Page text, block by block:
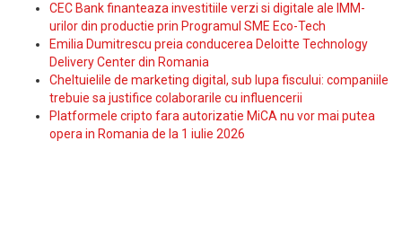
CEC Bank finanteaza investitiile verzi si digitale ale IMM-
urilor din productie prin Programul SME Eco-Tech
Emilia Dumitrescu preia conducerea Deloitte Technology
Delivery Center din Romania
Cheltuielile de marketing digital, sub lupa fiscului: companiile
trebuie sa justifice colaborarile cu influencerii
Platformele cripto fara autorizatie MiCA nu vor mai putea
opera in Romania de la 1 iulie 2026